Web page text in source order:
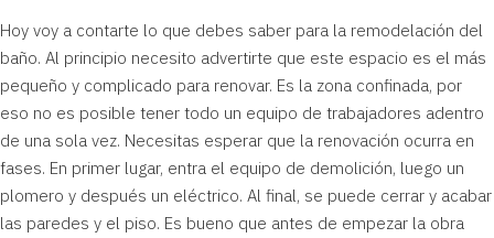
Hoy voy a contarte lo que debes saber para la remodelación del
baño. Al principio necesito advertirte que este espacio es el más
pequeño y complicado para renovar. Es la zona confinada, por
eso no es posible tener todo un equipo de trabajadores adentro
de una sola vez. Necesitas esperar que la renovación ocurra en
fases. En primer lugar, entra el equipo de demolición, luego un
plomero y después un eléctrico. Al final, se puede cerrar y acabar
las paredes y el piso. Es bueno que antes de empezar la obra